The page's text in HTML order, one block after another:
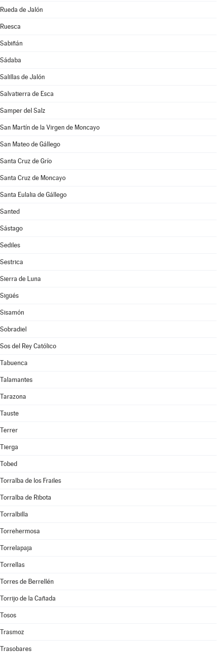
Rueda de Jalón
Ruesca
Sabiñán
Sádaba
Salillas de Jalón
Salvatierra de Esca
Samper del Salz
San Martín de la Virgen de Moncayo
San Mateo de Gállego
Santa Cruz de Grío
Santa Cruz de Moncayo
Santa Eulalia de Gállego
Santed
Sástago
Sediles
Sestrica
Sierra de Luna
Sigüés
Sisamón
Sobradiel
Sos del Rey Católico
Tabuenca
Talamantes
Tarazona
Tauste
Terrer
Tierga
Tobed
Torralba de los Frailes
Torralba de Ribota
Torralbilla
Torrehermosa
Torrelapaja
Torrellas
Torres de Berrellén
Torrijo de la Cañada
Tosos
Trasmoz
Trasobares